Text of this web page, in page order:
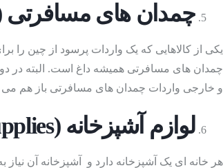
تلفن
چمدان های مسافرتی
یکی از کالاهایی که یک واردات پرسود از چین
چمدان های مسافرتی همیشه داغ است. البته در
و خارجی واردات چمدان های مسافرتی باز هم می
لوازم آشپزخانه(Kitchen Supplies)
هر خانه ای یک آشپزخانه دارد و آشپزخانه آن